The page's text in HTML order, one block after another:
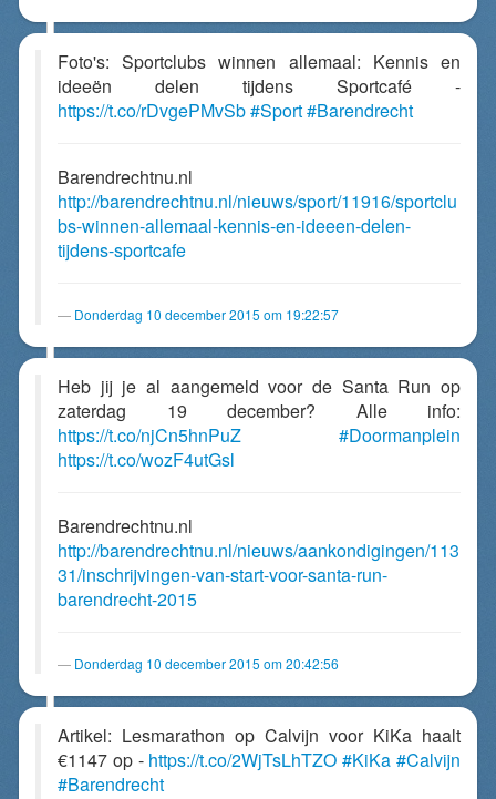
Foto's: Sportclubs winnen allemaal: Kennis en
ideeën delen tijdens Sportcafé -
https://t.co/rDvgePMvSb#Sport#Barendrecht
Barendrechtnu.nl
http://barendrechtnu.nl/nieuws/sport/11916/sportclu
bs-winnen-allemaal-kennis-en-ideeen-delen-
tijdens-sportcafe
Donderdag 10 december 2015 om 19:22:57
Heb jij je al aangemeld voor de Santa Run op
zaterdag 19 december? Alle info:
https://t.co/njCn5hnPuZ
#Doormanplein
https://t.co/wozF4utGsl
Barendrechtnu.nl
http://barendrechtnu.nl/nieuws/aankondigingen/113
31/inschrijvingen-van-start-voor-santa-run-
barendrecht-2015
Donderdag 10 december 2015 om 20:42:56
Artikel: Lesmarathon op Calvijn voor KiKa haalt
€1147 op - https://t.co/2WjTsLhTZO #KiKa #Calvijn
#Barendrecht